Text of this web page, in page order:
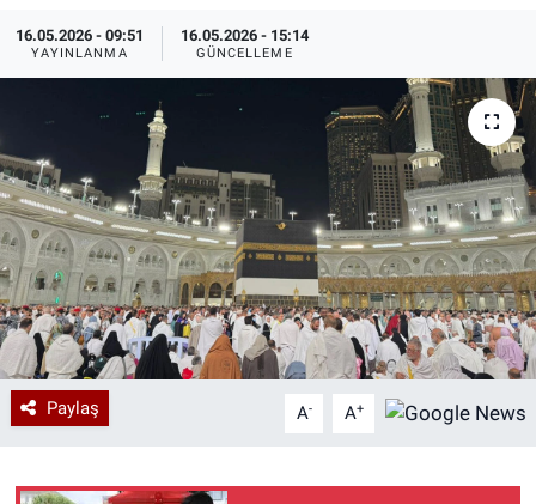
16.05.2026 - 09:51
YAYINLANMA
16.05.2026 - 15:14
GÜNCELLEME
Paylaş A- A+
Yazarlar
Medya
Özel Haberler
Kadın
Erişim Bilgileri
Sağlık
Teknoloji